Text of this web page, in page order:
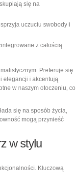
się na
uczuciu swobody i
z całością
Preferuje się
elegancji i akcentują
w naszym otoczeniu, co
się na sposób życia,
mogą przynieść
w stylu
Kluczową